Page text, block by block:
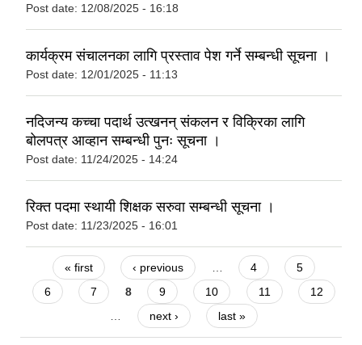
Post date: 12/08/2025 - 16:18
कार्यक्रम संचालनका लागि प्रस्ताव पेश गर्ने सम्बन्धी सूचना ।
Post date: 12/01/2025 - 11:13
नदिजन्य कच्चा पदार्थ उत्खनन् संकलन र विक्रिका लागि
बोलपत्र आव्हान सम्बन्धी पुनः सूचना ।
Post date: 11/24/2025 - 14:24
रिक्त पदमा स्थायी शिक्षक सरुवा सम्बन्धी सूचना ।
Post date: 11/23/2025 - 16:01
Pages
« first ‹ previous … 4
5
6
7 8 9 10 11
12
…
next › last »